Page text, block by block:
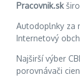
Pracovnik.sk
Autodoplnky za
Internetový
Najširší výber
porovnávači